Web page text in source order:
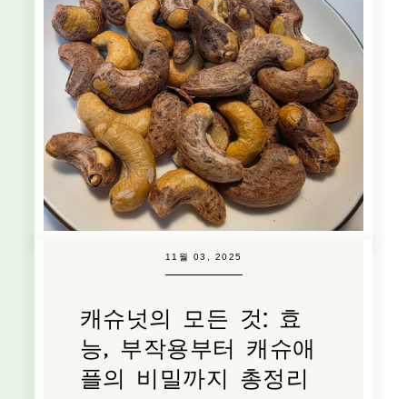
11월 03, 2025
캐슈넛의 모든 것: 효
능, 부작용부터 캐슈애
플의 비밀까지 총정리